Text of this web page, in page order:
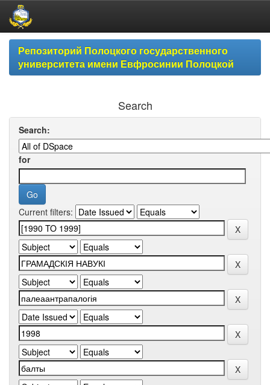
Skip
navigationРепозиторий Полоцкого государственного
университета имени Евфросинии Полоцкой
Search
Search:
for
Current filters: